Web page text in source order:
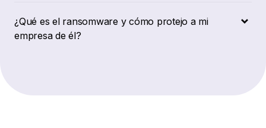
¿Qué es el ransomware y cómo protejo a mi
empresa de él?